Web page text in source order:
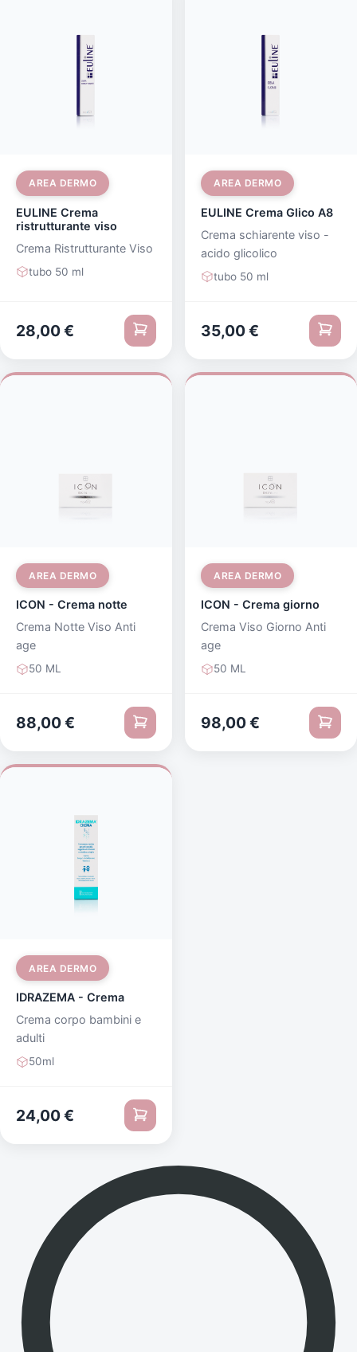
AREA DERMO
EULINE Crema
ristrutturante viso
Crema Ristrutturante Viso
tubo 50 ml
28,00€
AREA DERMO
EULINE Crema Glico A8
Crema schiarente viso -
acido glicolico
tubo 50 ml
35,00€
AREA DERMO
ICON - Crema notte
Crema Notte Viso Anti
age
50 ML
88,00€
AREA DERMO
ICON - Crema giorno
Crema Viso Giorno Anti
age
50 ML
98,00€
AREA DERMO
IDRAZEMA - Crema
Crema corpo bambini e
adulti
50ml
24,00€